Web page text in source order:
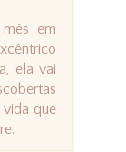
em
ela vai
que